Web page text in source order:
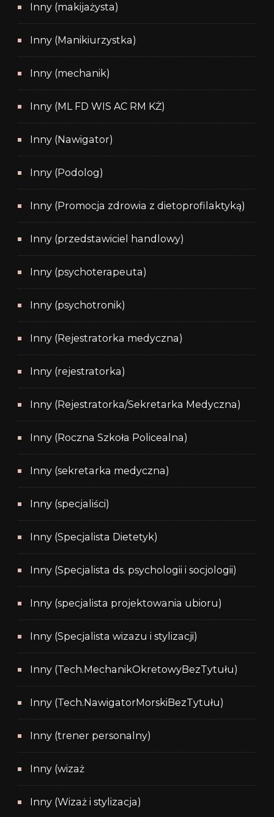
Inny (makijażysta)
Inny (Manikiurzystka)
Inny (mechanik)
Inny (ML FD WIS AC RM KŻ)
Inny (Nawigator)
Inny (Podolog)
Inny (Promocja zdrowia z dietoprofilaktyką)
Inny (przedstawiciel handlowy)
Inny (psychoterapeuta)
Inny (psychotronik)
Inny (Rejestratorka medyczna)
Inny (rejestratorka)
Inny (Rejestratorka/Sekretarka Medyczna)
Inny (Roczna Szkoła Policealna)
Inny (sekretarka medyczna)
Inny (specjaliści)
Inny (Specjalista Dietetyk)
Inny (Specjalista ds. psychologii i socjologii)
Inny (specjalista projektowania ubioru)
Inny (Specjalista wizazu i stylizacji)
Inny (Tech.MechanikOkretowyBezTytułu)
Inny (Tech.NawigatorMorskiBezTytułu)
Inny (trener personalny)
Inny (wizaż
Inny (Wizaż i stylizacja)